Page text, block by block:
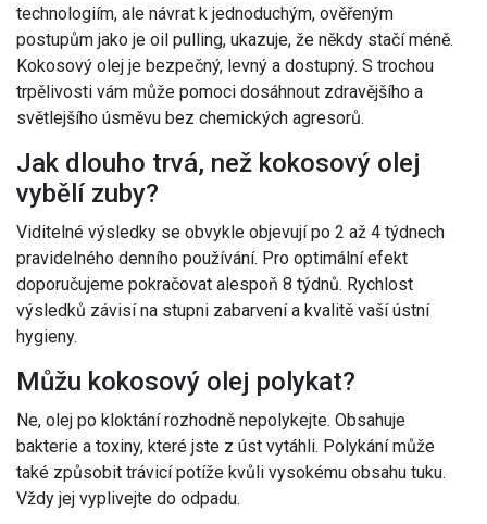
technologiím, ale návrat k jednoduchým, ověřeným
postupům jako je oil pulling, ukazuje, že někdy stačí méně.
Kokosový olej je bezpečný, levný a dostupný. S trochou
trpělivosti vám může pomoci dosáhnout zdravějšího a
světlejšího úsměvu bez chemických agresorů.
Jak dlouho trvá, než kokosový olej
vybělí zuby?
Viditelné výsledky se obvykle objevují po 2 až 4 týdnech
pravidelného denního používání. Pro optimální efekt
doporučujeme pokračovat alespoň 8 týdnů. Rychlost
výsledků závisí na stupni zabarvení a kvalitě vaší ústní
hygieny.
Můžu kokosový olej polykat?
Ne, olej po kloktání rozhodně nepolykejte. Obsahuje
bakterie a toxiny, které jste z úst vytáhli. Polykání může
také způsobit trávicí potíže kvůli vysokému obsahu tuku.
Vždy jej vyplivejte do odpadu.